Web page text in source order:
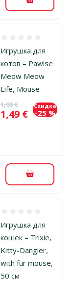
В корзину
Игрушка для
котов – Pawise
Meow Meow
Life, Mouse
Исходная цена
1,99 €
Цена
1,49 €
Скидка
-25 %
В корзину
Игрушка для
кошек – Trixie,
Kitty-Dangler,
with fur mouse,
50 см